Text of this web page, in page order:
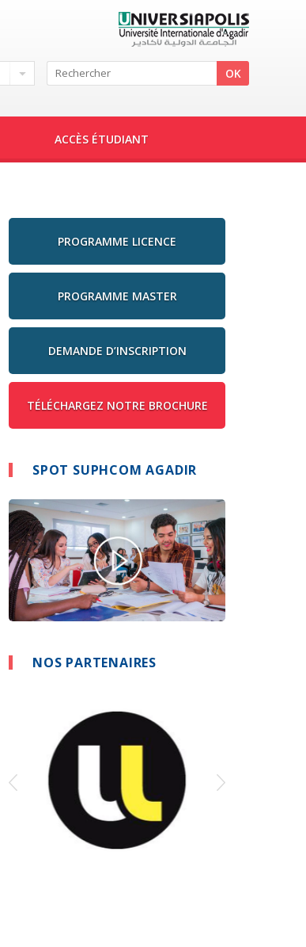
ACCÈS ÉTUDIANT
PROGRAMME LICENCE
PROGRAMME MASTER
DEMANDE D’INSCRIPTION
TÉLÉCHARGEZ NOTRE BROCHURE
SPOT SUPHCOM AGADIR
NOS PARTENAIRES